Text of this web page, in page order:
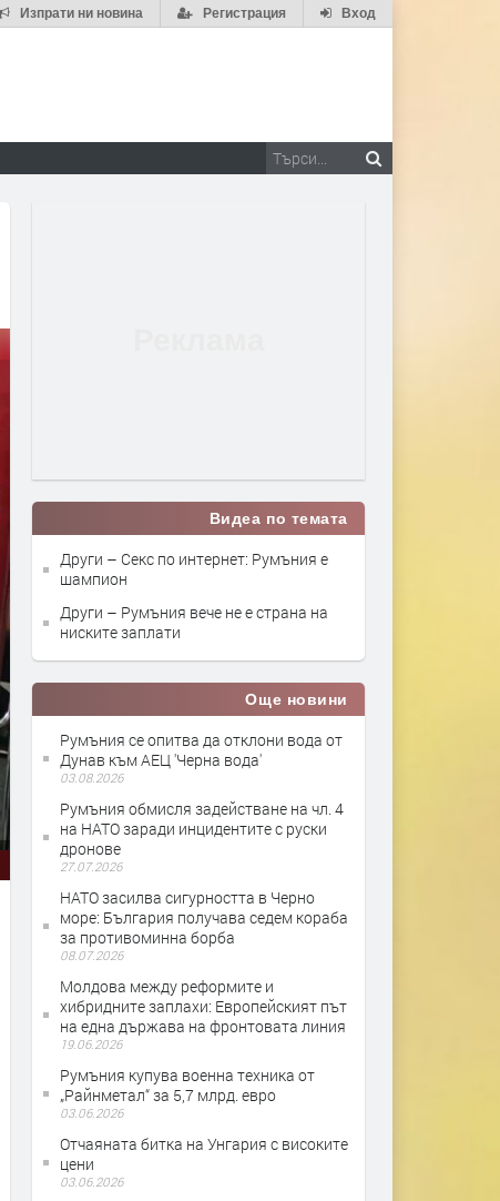
Вход
Регистрация
Изпрати ни новина
Видеа по темата
Други – Секс по интернет: Румъния е
шампион
Други – Румъния вече не е страна на
ниските заплати
Още новини
Румъния се опитва да отклони вода от
Дунав към АЕЦ 'Черна вода'
03.08.2026
Румъния обмисля задействане на чл. 4
на НАТО заради инцидентите с руски
дронове
27.07.2026
НАТО засилва сигурността в Черно
море: България получава седем кораба
за противоминна борба
08.07.2026
Молдова между реформите и
хибридните заплахи: Европейският път
на една държава на фронтовата линия
19.06.2026
Румъния купува военна техника от
„Райнметал“ за 5,7 млрд. евро
03.06.2026
Отчаяната битка на Унгария с високите
цени
03.06.2026